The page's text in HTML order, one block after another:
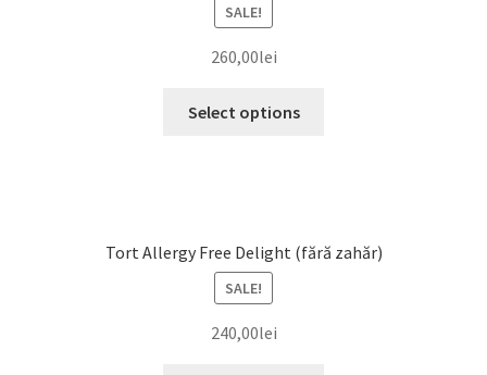
SALE!
260,00lei
Select options
Tort Allergy Free Delight (fără zahăr)
SALE!
240,00lei